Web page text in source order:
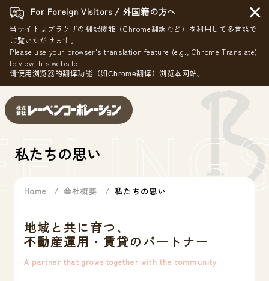
For Foreign Visitors / 外国籍の方へ
当サイトはブラウザの翻訳機能（Chrome翻訳など）を利用して多言語で
ご覧いただけます。
Please use your browser's translation feature (e.g., Chrome Translate)
to view this website.
请使用浏览器的翻译功能（如Chrome翻译）浏览本网站。
×
私たちの思い
Home 会社概要 私たちの思い
地域と共に育つ、
不動産運用・賃貸のパートナー
A partner that grows together with the community